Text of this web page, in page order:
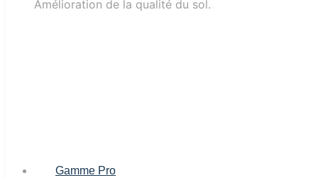
Amélioration de la qualité du sol.
Gamme Pro